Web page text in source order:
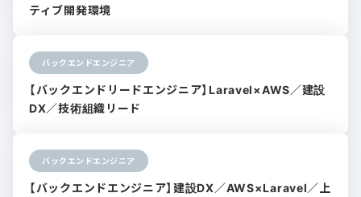
ティブ開発環境
バックエンドエンジニア
【バックエンドリードエンジニア】Laravel×AWS／建設
DX／技術組織リード
バックエンドエンジニア
【バックエンドエンジニア】建設DX／AWS×Laravel／上